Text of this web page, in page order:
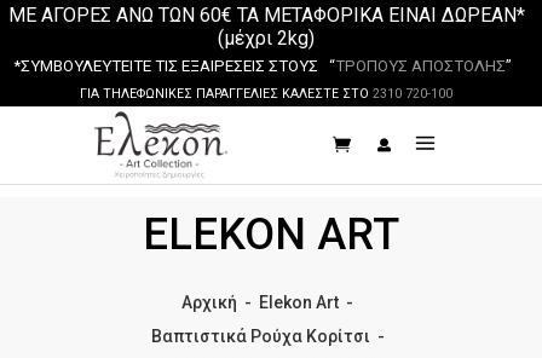
ΜΕ ΑΓΟΡΕΣ ΑΝΩ ΤΩΝ 60€ ΤΑ ΜΕΤΑΦΟΡΙΚΑ ΕΙΝΑΙ ΔΩΡΕΑΝ*
(μέχρι 2kg)
*ΣΥΜΒΟΥΛΕΥΤΕΙΤΕ ΤΙΣ ΕΞΑΙΡΕΣΕΙΣ ΣΤΟΥΣ “ΤΡΟΠΟΥΣ ΑΠΟΣΤΟΛΗΣ”
ΓΙΑ ΤΗΛΕΦΩΝΙΚΕΣ ΠΑΡΑΓΓΕΛΙΕΣ ΚΑΛΕΣΤΕ ΣΤΟ 2310 720-100
ELEKON ART
Αρχική - Elekon Art -
Βαπτιστικά Ρούχα Κορίτσι -